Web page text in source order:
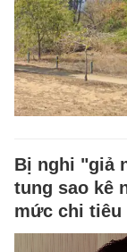
Bị nghi "giả
tung sao kê
mức chi tiêu